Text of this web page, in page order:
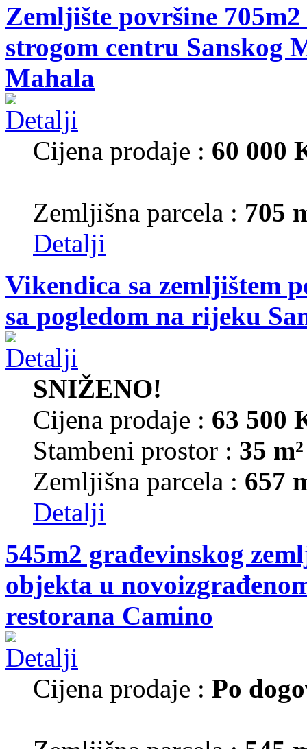
Zemljište površine
strogom centru Sanskog
Mahala
Cijena prodaje : 60 000
Zemljišna parcela : 705
Detalji
Vikendica sa zemljištem
sa pogledom na rijeku
SNIŽENO!
Cijena prodaje : 63 500
Stambeni prostor : 35 m²
Zemljišna parcela : 657
Detalji
545m2 građevinskog
objekta u
restorana Camino
Cijena prodaje : Po